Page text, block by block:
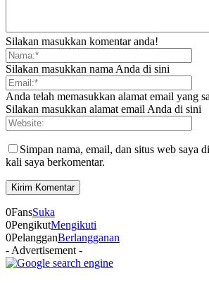
Silakan masukkan komentar anda!
Silakan masukkan nama Anda di sini
Anda telah memasukkan alamat email yang
Silakan masukkan alamat email Anda di sini
Simpan nama, email, dan situs web saya
kali saya berkomentar.
0FansSuka
0PengikutMengikuti
0PelangganBerlangganan
- Advertisement -